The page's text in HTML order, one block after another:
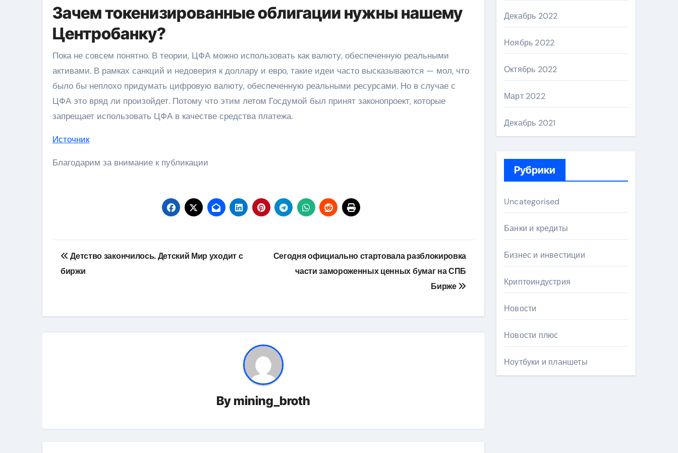
Зачем токенизированные облигации нужны нашему
Центробанку?
Пока не совсем понятно. В теории, ЦФА можно использовать как валюту, обеспеченную реальными
активами. В рамках санкций и недоверия к доллару и евро, такие идеи часто высказываются — мол, что
было бы неплохо придумать цифровую валюту, обеспеченную реальными ресурсами. Но в случае с
ЦФА это вряд ли произойдет. Потому что этим летом Госдумой был принят законопроект, которые
запрещает использовать ЦФА в качестве средства платежа.
Источник
Благодарим за внимание к публикации
Навигация
по
Детство закончилось. Детский Мир уходит с
биржи
Сегодня официально стартовала разблокировка
части замороженных ценных бумаг на СПБ
Бирже
By mining_broth
Декабрь 2022
Ноябрь 2022
Октябрь 2022
Март 2022
Декабрь 2021
Рубрики
Uncategorised
Банки и кредиты
Бизнес и инвестиции
Криптоиндустрия
Новости
Новости плюс
Ноутбуки и планшеты